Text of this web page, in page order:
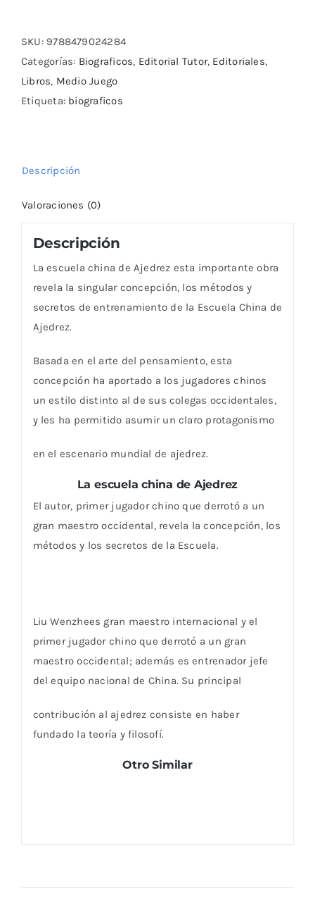
de
SKU: 9788479024284
Categorías: Biograficos, Editorial Tutor, Editoriales,
Libros, Medio Juego
Etiqueta: biograficos
Descripción
Valoraciones (0)
Descripción
La escuela china de Ajedrez esta importante obra
revela la singular concepción, los métodos y
secretos de entrenamiento de la Escuela China de
Ajedrez.
Basada en el arte del pensamiento, esta
concepción ha aportado a los jugadores chinos
un estilo distinto al de sus colegas occidentales,
y les ha permitido asumir un claro protagonismo
en el escenario mundial de ajedrez.
La escuela china de Ajedrez
El autor, primer jugador chino que derrotó a un
gran maestro occidental, revela la concepción, los
métodos y los secretos de la Escuela.
Liu Wenzhees gran maestro internacional y el
primer jugador chino que derrotó a un gran
maestro occidental; además es entrenador jefe
del equipo nacional de China. Su principal
contribución al ajedrez consiste en haber
fundado la teoría y filosofí.
Otro Similar